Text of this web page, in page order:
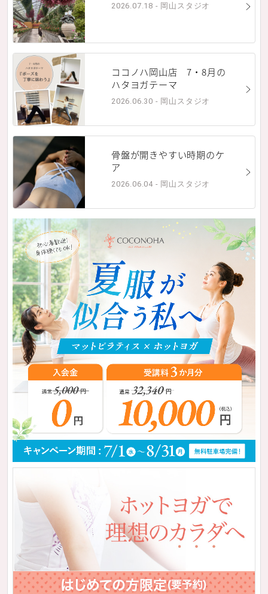
2026.07.18 - 岡山スタジオ
ココノハ岡山店 7・8月の
ハタヨガテーマ
2026.06.30 - 岡山スタジオ
骨盤が開きやすい時期のケ
ア
2026.06.04 - 岡山スタジオ